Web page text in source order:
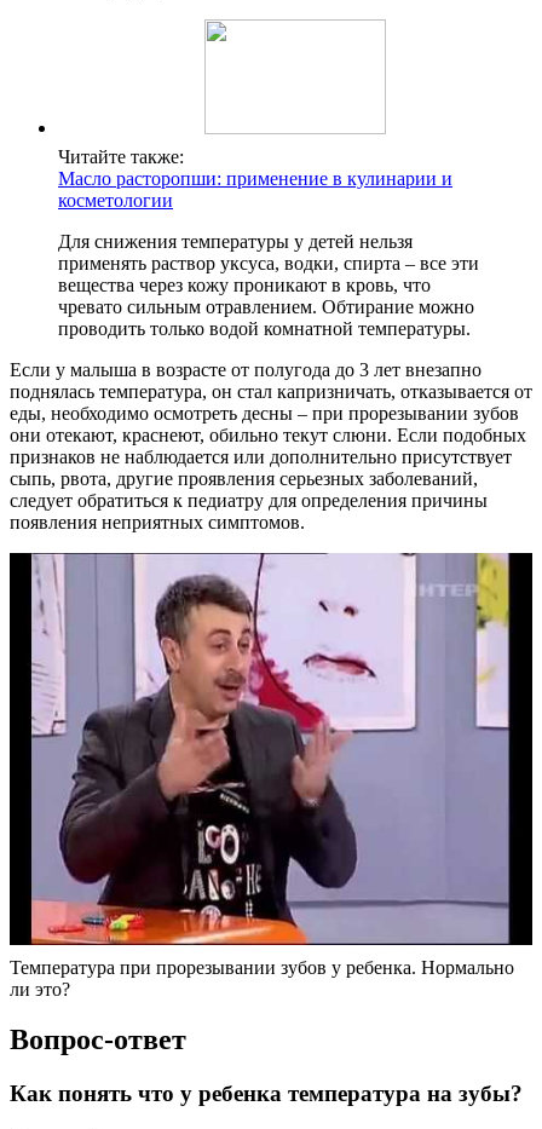
Читайте также:
Масло расторопши: применение в кулинарии и
косметологии
Для снижения температуры у детей нельзя
применять раствор уксуса, водки, спирта – все эти
вещества через кожу проникают в кровь, что
чревато сильным отравлением. Обтирание можно
проводить только водой комнатной температуры.
Если у малыша в возрасте от полугода до 3 лет внезапно
поднялась температура, он стал капризничать, отказывается от
еды, необходимо осмотреть десны – при прорезывании зубов
они отекают, краснеют, обильно текут слюни. Если подобных
признаков не наблюдается или дополнительно присутствует
сыпь, рвота, другие проявления серьезных заболеваний,
следует обратиться к педиатру для определения причины
появления неприятных симптомов.
Температура при прорезывании зубов у ребенка. Нормально
ли это?
Вопрос-ответ
Как понять что у ребенка температура на зубы?